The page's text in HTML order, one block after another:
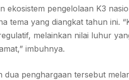
ekosistem pengelolaan K3
tema yang diangkat tahun ini.
melainkan nilai luhur
imbuhnya.
dua penghargaan tersebut